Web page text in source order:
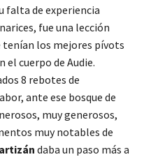
falta de experiencia
fue una lección
tenían los mejores pívots
el cuerpo de Audie.
8 rebotes de
ante ese bosque de
muy generosos,
muy notables de
daba un paso más a